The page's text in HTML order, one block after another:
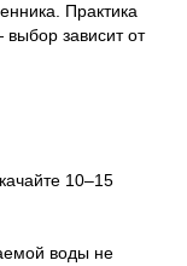
Практика
зависит от
10–15
воды не